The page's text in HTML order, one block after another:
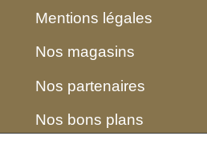
Mentions légales
Nos magasins
Nos partenaires
Nos bons plans